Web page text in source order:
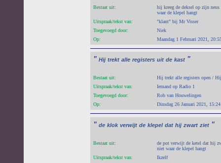
Bestaat uit:
hij kreeg de deksel op zijn
waar de klepel hangt
Uitspraak/tekst van:
"klant" bij Mr Visser
Toegevoegd door:
Niek
Op:
Maandag 1 Februari 2021,
" Hij trekt alle registers uit de kast "
Bestaat uit:
Hij trekt alle registers open /
Uitspraak/tekst van:
Iemand op Radio 1
Toegevoegd door:
Rob van Houwelingen
Op:
Dinsdag 26 Januari 2021, 15:24
" de klok verwijt de klepel dat hij zwart ziet "
Bestaat uit:
de pot verwijt de ketel dat hij
niet waar de klepel hangt
Uitspraak/tekst van:
Ikzelf